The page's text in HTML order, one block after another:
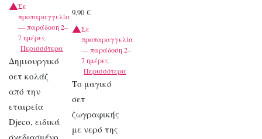
Σε
προπαραγγελία
— παράδοση 2–
7 ημέρες.
Περισσότερα
Δημιουργικό
σετ κολάζ
από την
εταιρεία
Djeco, ειδικά
9,90€
Σε
προπαραγγελία
— παράδοση 2–
7 ημέρες.
Περισσότερα
Το μαγικό
σετ
ζωγραφικής
με νερό της